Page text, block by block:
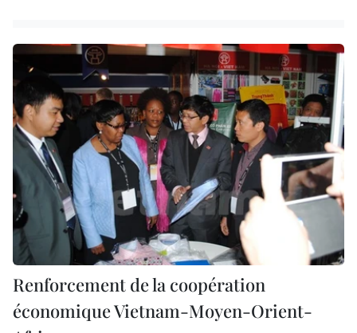
Renforcement de la coopération
économique Vietnam-Moyen-Orient-